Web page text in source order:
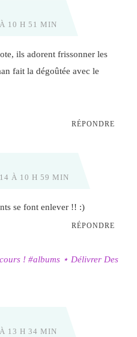
10 H 51 MIN
ils adorent frissonner les
fait la dégoûtée avec le
RÉPONDRE
À 10 H 59 MIN
se font enlever !! :)
RÉPONDRE
! #albums ⋆ Délivrer Des
13 H 34 MIN